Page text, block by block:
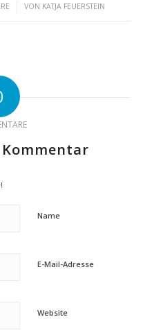
VON KATJA FEUERSTEIN
Name
E-Mail-Adresse
Website